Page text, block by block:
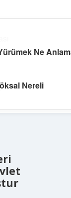
Ne
Nereli